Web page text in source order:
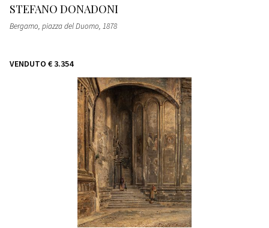
STEFANO DONADONI
Bergamo, piazza del Duomo, 1878
VENDUTO € 3.354